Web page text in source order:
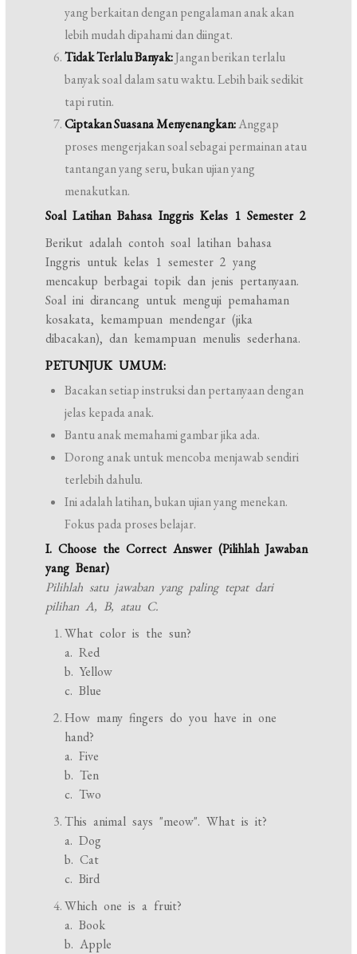
yang berkaitan dengan pengalaman anak akan
lebih mudah dipahami dan diingat.
Tidak Terlalu Banyak:Jangan berikan terlalu
banyak soal dalam satu waktu. Lebih baik sedikit
tapi rutin.
Ciptakan Suasana Menyenangkan:Anggap
proses mengerjakan soal sebagai permainan atau
tantangan yang seru, bukan ujian yang
menakutkan.
Soal Latihan Bahasa Inggris Kelas 1 Semester 2
Berikut adalah contoh soal latihan bahasa
Inggris untuk kelas 1 semester 2 yang
mencakup berbagai topik dan jenis pertanyaan.
Soal ini dirancang untuk menguji pemahaman
kosakata, kemampuan mendengar (jika
dibacakan), dan kemampuan menulis sederhana.
PETUNJUK UMUM:
Bacakan setiap instruksi dan pertanyaan dengan
jelas kepada anak.
Bantu anak memahami gambar jika ada.
Dorong anak untuk mencoba menjawab sendiri
terlebih dahulu.
Ini adalah latihan, bukan ujian yang menekan.
Fokus pada proses belajar.
I. Choose the Correct Answer (Pilihlah Jawaban
yang Benar)
Pilihlah satu jawaban yang paling tepat dari
pilihan A, B, atau C.
What color is the sun?
a. Red
b. Yellow
c. Blue
How many fingers do you have in one
hand?
a. Five
b. Ten
c. Two
This animal says "meow". What is it?
a. Dog
b. Cat
c. Bird
Which one is a fruit?
a. Book
b. Apple